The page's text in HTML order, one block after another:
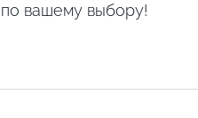
по вашему выбору!